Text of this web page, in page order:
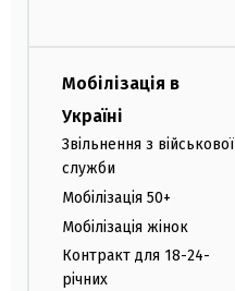
Мобілізація в
Україні
Звільнення з військової
служби
Мобілізація 50+
Мобілізація жінок
Контракт для 18-24-
річних